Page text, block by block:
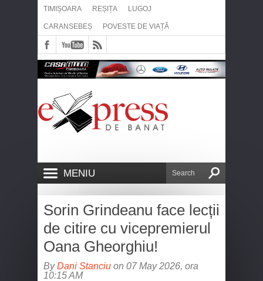
TIMIȘOARA REȘIȚA LUGOJ
CARANSEBEȘ POVESTE DE VIAȚĂ
MENIU
Sorin Grindeanu face lecții
de citire cu vicepremierul
Oana Gheorghiu!
ByDani Stanciu on 07 May 2026, ora
10:15 AM